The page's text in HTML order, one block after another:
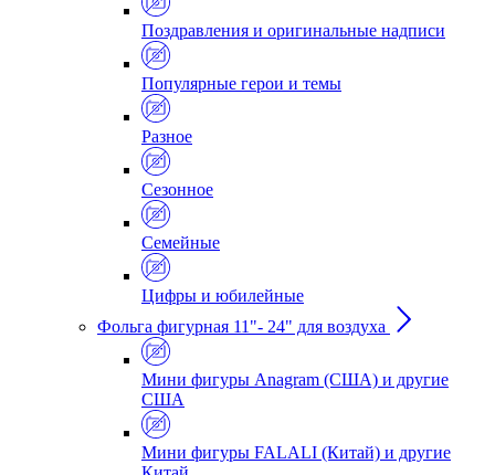
Поздравления и оригинальные надписи
Популярные герои и темы
Разное
Сезонное
Семейные
Цифры и юбилейные
Фольга фигурная 11"- 24" для воздуха
Мини фигуры Anagram (США) и другие
США
Мини фигуры FALALI (Китай) и другие